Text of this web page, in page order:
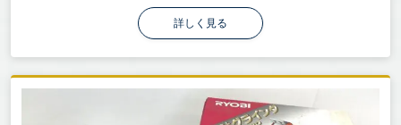
詳しく見る